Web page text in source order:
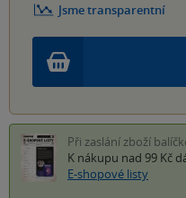
Jsme transparentní
Při zaslání zboží
K nákupu nad 99 Kč
E-shopové listy